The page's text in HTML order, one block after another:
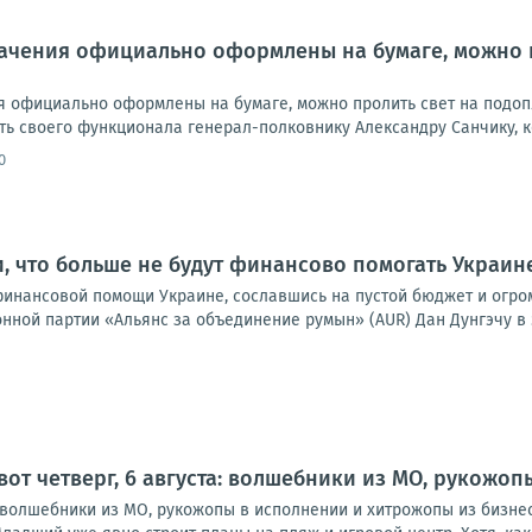
официально оформлены на бумаге, можно
официально оформлены на бумаге, можно пролить свет на
своего функционала генерал-полковнику Александру Санчику,
что больше не будут финансово помогать
помощи Украине, сославшись на пустой бюджет и
партии «Альянс за объединение румын» (AUR) Дан Дунгэчу в
четверг, 6 августа: волшебники из МО,
волшебники из МО, рукожопы в исполнении и хитрожопы из